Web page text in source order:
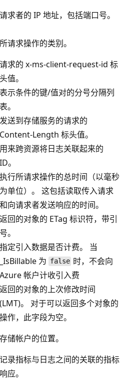
请求者的 IP 地址，包括端口号。
所请求操作的类别。
请求的 x-ms-client-request-id 标
头值。
表示条件的键/值对的分号分隔列
表。
发送到存储服务的请求的
Content-Length 标头值。
用来跨资源将日志关联起来的
ID。
执行所请求操作的总时间（以毫秒
为单位）。 这包括读取传入请求
和向请求者发送响应的时间。
返回的对象的 ETag 标识符，带引
号。
指定引入数据是否计费。 当
_IsBillable 为 false 时，不会向
Azure 帐户计收引入费
返回的对象的上次修改时间
(LMT)。 对于可以返回多个对象的
操作，此字段为空。
存储帐户的位置。
记录指标与日志之间的关联的指标
响应。